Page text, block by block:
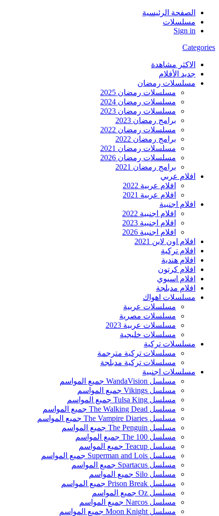
الصفحة الرئيسية
مسلسلات
Sign in
Categories
الاكثر مشاهدة
جديد الأفلام
مسلسلات رمضان
مسلسلات رمضان 2025
مسلسلات رمضان 2024
مسلسلات رمضان 2023
برامج رمضان 2023
مسلسلات رمضان 2022
برامج رمضان 2022
مسلسلات رمضان 2021
مسلسلات رمضان 2026
برامج رمضان 2021
افلام عربي
افلام عربية 2022
افلام عربية 2021
افلام اجنبية
افلام اجنبية 2022
افلام اجنبية 2023
افلام اجنبية 2026
افلام اون لاين 2021
افلام تركية
افلام هندية
افلام كرتون
افلام اسيوي
افلام مدبلجة
مسلسلات اهواك
مسلسلات عربية
مسلسلات مصرية
مسلسلات عربية 2023
مسلسلات خليجية
مسلسلات تركية
مسلسلات تركية مترجمة
مسلسلات تركية مدبلجة
مسلسلات اجنبية
مسلسل WandaVision جميع المواسم
مسلسل Vikings جميع المواسم
مسلسل Tulsa King جميع المواسم
مسلسل The Walking Dead جميع المواسم
مسلسل The Vampire Diaries جميع المواسم
مسلسل The Penguin جميع المواسم
مسلسل The 100 جميع المواسم
مسلسل Teacup جميع المواسم
مسلسل Superman and Lois جميع المواسم
مسلسل Spartacus جميع المواسم
مسلسل Silo جميع المواسم
مسلسل Prison Break جميع المواسم
مسلسل Oz جميع المواسم
مسلسل Narcos جميع المواسم
مسلسل Moon Knight جميع المواسم